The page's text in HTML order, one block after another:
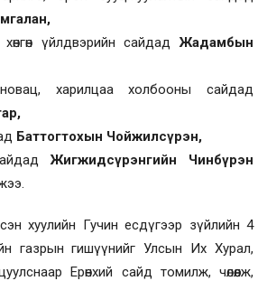
үйлдвэрийн сайдад Жадамбын
харилцаа холбооны сайдад
Баттогтохын Чойжилсүрэн,
Жигжидсүрэнгийн Чинбүрэн
хуулийн Гучин есдүгээр зүйлийн 4
газрын гишүүнийг Улсын Их Хурал,
Ерөнхий сайд томилж, чөлөөлж,